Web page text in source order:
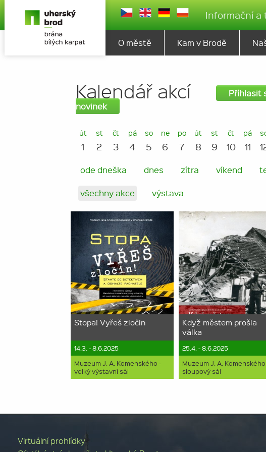
Informační
O městě Kam v Brodě
Kalendář akcí
Příhlasit
novinek
út
1
st
2
čt
3
pá
4
so
5
ne
6
po
7
út
8
st
9
čt
10
pá
11
ode dneška dnes zítra víkend
všechny akce výstava
Stopa! Vyřeš zločin
14.3. - 8.6.2025
Muzeum J. A. Komenského -
velký výstavní sál
Když městem prošla
válka
25.4. - 8.6.2025
Muzeum J. A.
sloupový sál
Virtuální prohlídky